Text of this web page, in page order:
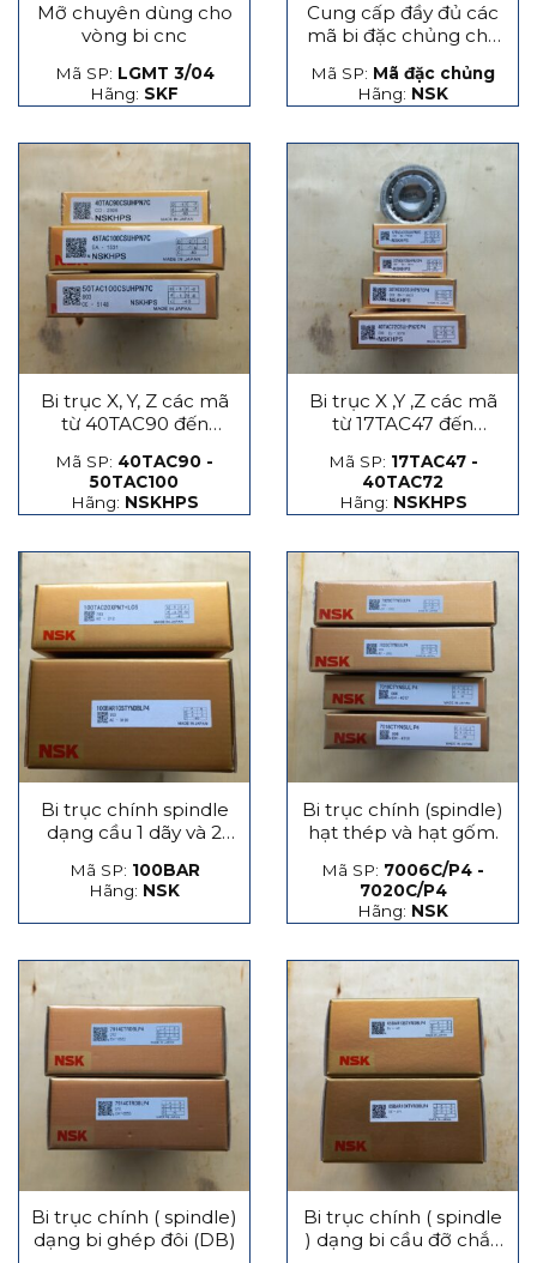
Mỡ chuyên dùng cho
vòng bi cnc
Mã SP: LGMT 3/04
Hãng: SKF
Cung cấp đầy đủ các
mã bi đặc chủng cho
Mã SP: Mã đặc chủng
Hãng: NSK
Bi trục X, Y, Z các mã
từ 40TAC90 đến
Mã SP: 40TAC90 -
50TAC100
Hãng: NSKHPS
Bi trục X ,Y ,Z các mã
từ 17TAC47 đến
Mã SP: 17TAC47 -
40TAC72
Hãng: NSKHPS
Bi trục chính spindle
dạng cầu 1 dãy và 2
Mã SP: 100BAR
Hãng: NSK
Bi trục chính (spindle)
hạt thép và hạt gốm.
Mã SP: 7006C/P4 -
7020C/P4
Hãng: NSK
Bi trục chính ( spindle)
dạng bi ghép đôi (DB)
Bi trục chính ( spindle
) dạng bi cầu đỡ chắn